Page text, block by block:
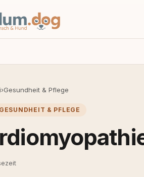
›Gesundheit & Pflege
& PFLEGE